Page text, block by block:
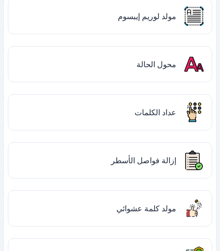
مولد لوريم إيبسوم
محول الحالة
عداد الكلمات
إزالة فواصل الأسطر
مولد كلمة عشوائي